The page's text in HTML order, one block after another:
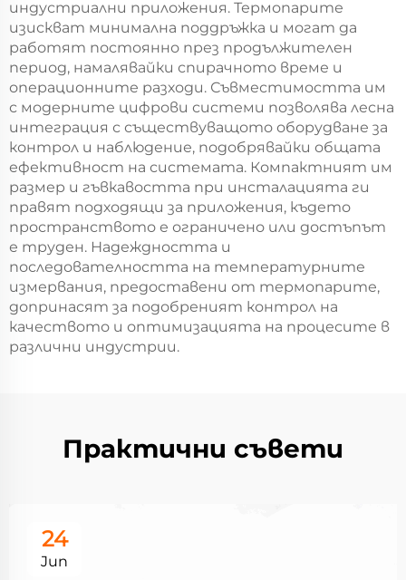
индустриални приложения. Термопарите
изискват минимална поддръжка и могат да
работят постоянно през продължителен
период, намалявайки спирачното време и
операционните разходи. Съвместимостта им
с модерните цифрови системи позволява лесна
интеграция с съществуващото оборудване за
контрол и наблюдение, подобрявайки общата
ефективност на системата. Компактният им
размер и гъвкавостта при инсталацията ги
правят подходящи за приложения, където
пространството е ограничено или достъпът
е труден. Надеждността и
последователността на температурните
измервания, предоставени от термопарите,
допринасят за подобреният контрол на
качеството и оптимизацията на процесите в
различни индустрии.
Практични съвети
24
Jun